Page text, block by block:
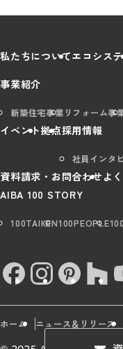
私たちについてエコシス
事業紹介
新築住宅事業 リフォーム事
イベント拠点採用情報
社員インタ
資料請求・お問合わせ よ
AIBA 100 STORY
100TAIKEN100PEOPLE
ホーム ニュース＆リリース